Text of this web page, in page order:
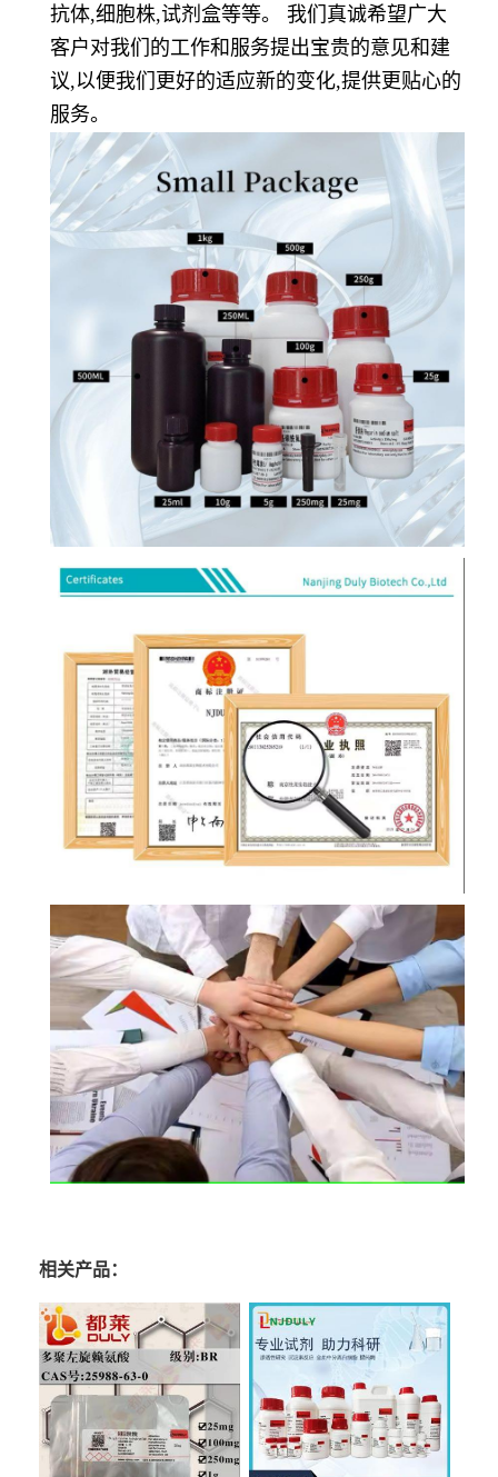
抗体,细胞株,试剂盒等等。 我们真诚希望广大
客户对我们的工作和服务提出宝贵的意见和建
议,以便我们更好的适应新的变化,提供更贴心的
服务。
相关产品：